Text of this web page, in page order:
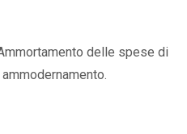
delle spese di